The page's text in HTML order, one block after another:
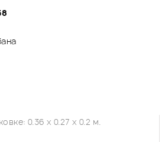
0.36 x 0.27 x 0.2 м.